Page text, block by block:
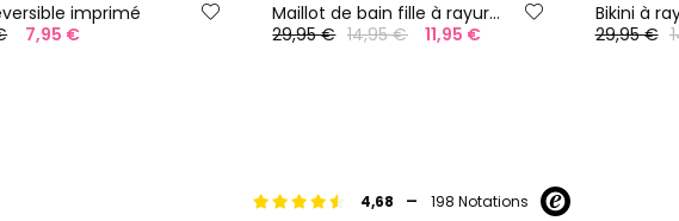
imprimé
7,95 €
Maillot de bain fille à rayures roses et blanches UPF50+
29,95 € 14,95 € 11,95 €
Bikini à
29,95 €
4,68 - 198 Notations